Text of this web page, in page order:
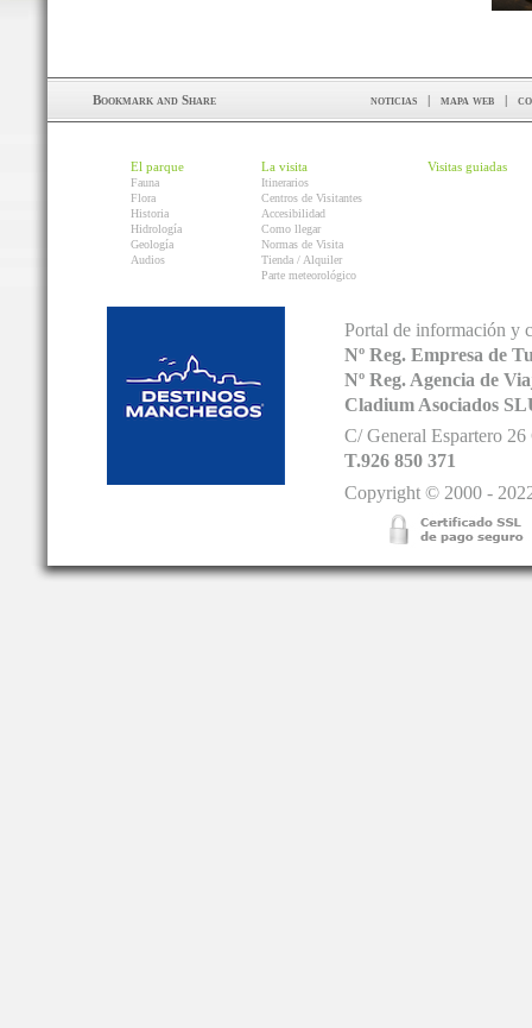
noticias | mapa web |
El parque
Fauna
Flora
Historia
Hidrología
Geología
Audios
La visita
Itinerarios
Centros de Visitantes
Accesibilidad
Como llegar
Normas de Visita
Tienda / Alquiler
Parte meteorológico
Visitas guiadas
Portal de información y
Nº Reg. Empresa de
Nº Reg. Agencia de
Cladium Asociados
C/ General Espartero
T.926 850 371
Copyright © 2000 -